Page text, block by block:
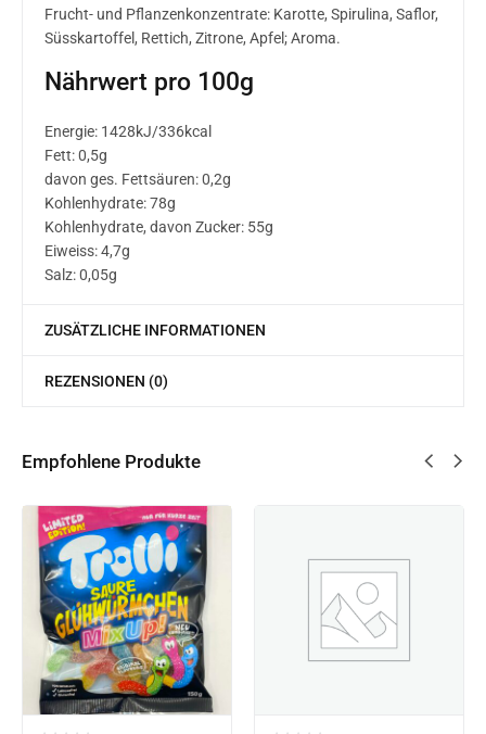
Frucht- und Pflanzenkonzentrate: Karotte, Spirulina, Saflor,
Süsskartoffel, Rettich, Zitrone, Apfel; Aroma.
Nährwert pro 100g
Energie: 1428kJ/336kcal
Fett: 0,5g
davon ges. Fettsäuren: 0,2g
Kohlenhydrate: 78g
Kohlenhydrate, davon Zucker: 55g
Eiweiss: 4,7g
Salz: 0,05g
ZUSÄTZLICHE INFORMATIONEN
REZENSIONEN (0)
Empfohlene Produkte